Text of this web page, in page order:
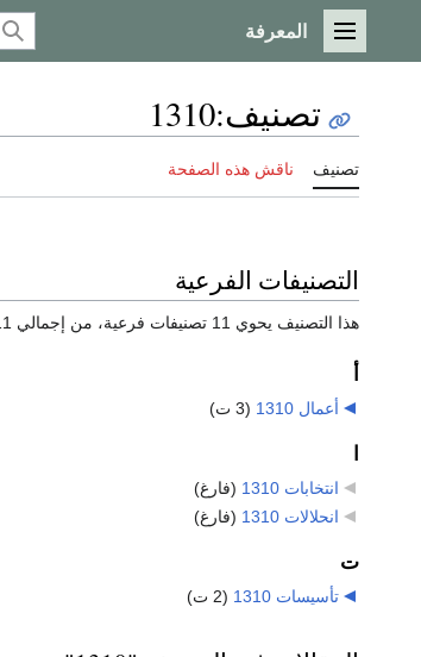
القائمة الرئيسية
المعرفة
تصنيف:
1310
تصنيف ناقش هذه الصفحة
التصنيفات الفرعية
هذا التصنيف يحوي 11 تصنيفات فرعية، من إجمالي 11.
أعمال 1310 (3 ت)
انتخابات 1310
(فارغ)
انحلالات 1310
(فارغ)
ت
تأسيسات 1310 (2 ت)